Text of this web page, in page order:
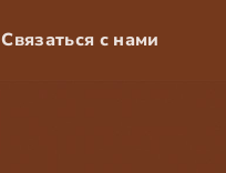
Связаться с нами